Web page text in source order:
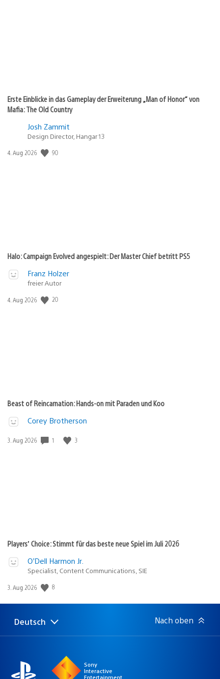
Erste Einblicke in das Gameplay der Erweiterung „Man of Honor“ von
Mafia: The Old Country
Josh Zammit
Design Director, Hangar 13
Veröffentlichungsdatum:
4. Aug 2026 90
Halo: Campaign Evolved angespielt: Der Master Chief betritt PS5
Franz Holzer
freier Autor
Veröffentlichungsdatum:
4. Aug 2026 20
Beast of Reincarnation: Hands-on mit Paraden und Koo
Corey Brotherson
Veröffentlichungsdatum:
3. Aug 2026 1 3
Players’ Choice: Stimmt für das beste neue Spiel im Juli 2026
O’Dell Harmon Jr.
Specialist, Content Communications, SIE
Veröffentlichungsdatum:
3. Aug 2026 8
Select
Aktuelle
Deutsch Nach oben
Sony
Interactive
Entertainment